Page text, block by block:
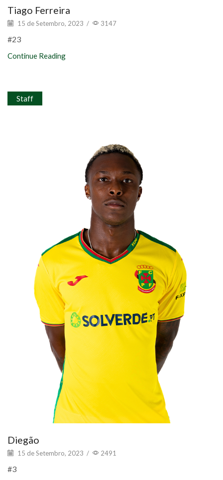
Tiago Ferreira
15 de Setembro, 2023 / 3147
#23
Continue Reading
Staff
Diegão
15 de Setembro, 2023 / 2491
#3